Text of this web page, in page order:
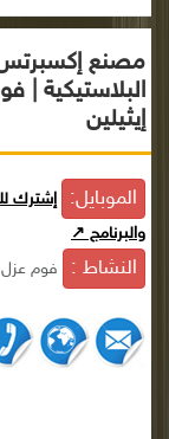
مصنع
البلاستيكية |
إيثيلين
الموبايل: إشترك
والبرنامج ↗
النشاط : فوم عزل